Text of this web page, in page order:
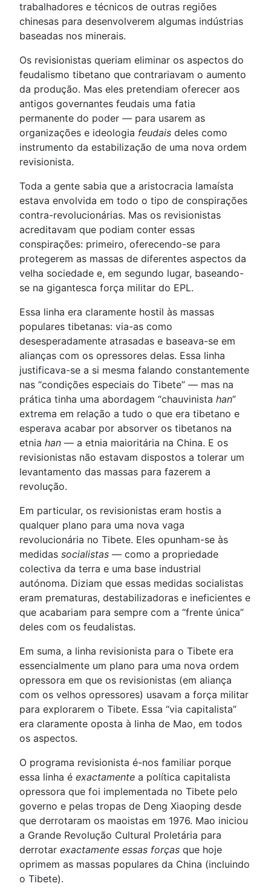
trabalhadores e técnicos de outras regiões
chinesas para desenvolverem algumas indústrias
baseadas nos minerais.
Os revisionistas queriam eliminar os aspectos do
feudalismo tibetano que contrariavam o aumento
da produção. Mas eles pretendiam oferecer aos
antigos governantes feudais uma fatia
permanente do poder — para usarem as
organizações e ideologia feudais deles como
instrumento da estabilização de uma nova ordem
revisionista.
Toda a gente sabia que a aristocracia lamaísta
estava envolvida em todo o tipo de conspirações
contra-revolucionárias. Mas os revisionistas
acreditavam que podiam conter essas
conspirações: primeiro, oferecendo-se para
protegerem as massas de diferentes aspectos da
velha sociedade e, em segundo lugar, baseando-
se na gigantesca força militar do EPL.
Essa linha era claramente hostil às massas
populares tibetanas: via-as como
desesperadamente atrasadas e baseava-se em
alianças com os opressores delas. Essa linha
justificava-se a si mesma falando constantemente
nas “condições especiais do Tibete” — mas na
prática tinha uma abordagem “chauvinista han”
extrema em relação a tudo o que era tibetano e
esperava acabar por absorver os tibetanos na
etnia han — a etnia maioritária na China. E os
revisionistas não estavam dispostos a tolerar um
levantamento das massas para fazerem a
revolução.
Em particular, os revisionistas eram hostis a
qualquer plano para uma nova vaga
revolucionária no Tibete. Eles opunham-se às
medidas socialistas — como a propriedade
colectiva da terra e uma base industrial
autónoma. Diziam que essas medidas socialistas
eram prematuras, destabilizadoras e ineficientes e
que acabariam para sempre com a “frente única”
deles com os feudalistas.
Em suma, a linha revisionista para o Tibete era
essencialmente um plano para uma nova ordem
opressora em que os revisionistas (em aliança
com os velhos opressores) usavam a força militar
para explorarem o Tibete. Essa “via capitalista”
era claramente oposta à linha de Mao, em todos
os aspectos.
O programa revisionista é-nos familiar porque
essa linha é exactamente a política capitalista
opressora que foi implementada no Tibete pelo
governo e pelas tropas de Deng Xiaoping desde
que derrotaram os maoistas em 1976. Mao iniciou
a Grande Revolução Cultural Proletária para
derrotar exactamente essas forças que hoje
oprimem as massas populares da China (incluindo
o Tibete).